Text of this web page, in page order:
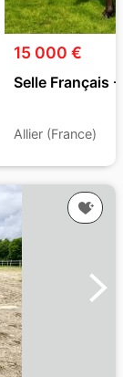
15 000 €
Selle Français
Allier (France)